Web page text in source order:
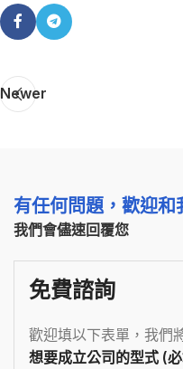
Newer
有任何問題，歡迎和
我們會儘速回覆您
免費諮詢
歡迎填以下表單，我們
想要成立公司的型式 (